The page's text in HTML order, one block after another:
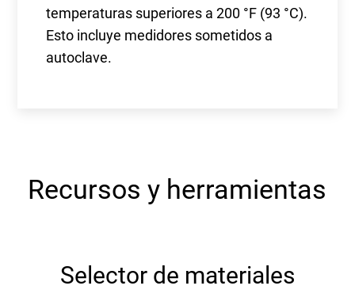
temperaturas superiores a 200 °F (93 °C).
Esto incluye medidores sometidos a
autoclave.
Recursos y herramientas
Selector de materiales